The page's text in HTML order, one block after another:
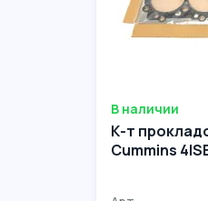
В наличии
К-т
Cummins